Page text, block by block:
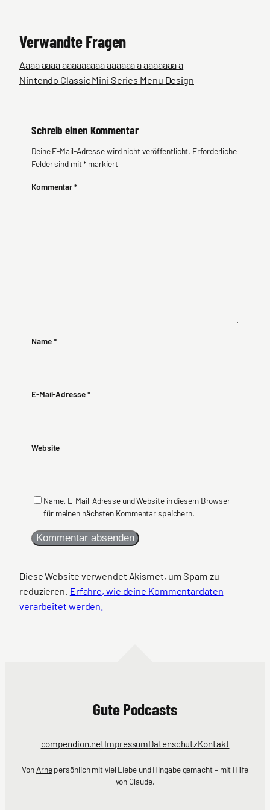
Verwandte Fragen
Aaaa aaaa aaaaaaaaa aaaaaa a aaaaaaa a
Nintendo Classic Mini Series Menu Design
Schreib einen Kommentar
Deine E-Mail-Adresse wird nicht veröffentlicht. Erforderliche
Felder sind mit* markiert
Kommentar*
Name*
E-Mail-Adresse*
Website
Name, E-Mail-Adresse und Website in diesem Browser
für meinen nächsten Kommentar speichern.
Diese Website verwendet Akismet, um Spam zu
reduzieren. Erfahre, wie deine Kommentardaten
verarbeitet werden.
Gute Podcasts
compendion.netImpressumDatenschutzKontakt
Von Arnepersönlich mit viel Liebe und Hingabe gemacht – mit Hilfe
von Claude.